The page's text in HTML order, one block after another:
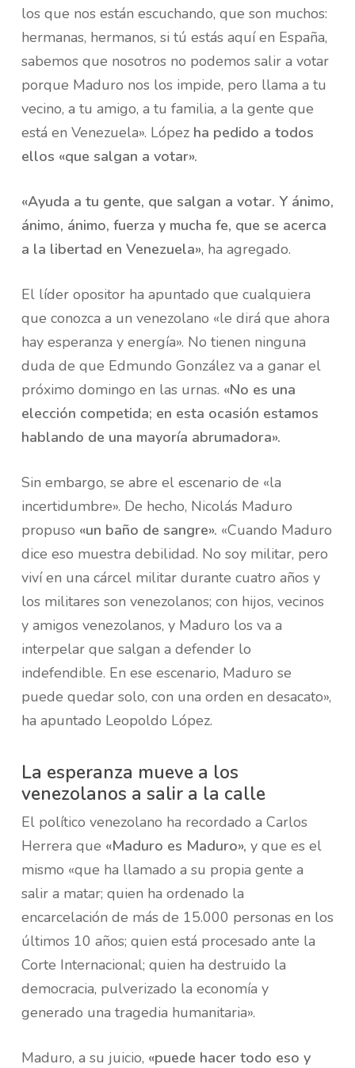
los que nos están escuchando, que son muchos:
hermanas, hermanos, si tú estás aquí en España,
sabemos que nosotros no podemos salir a votar
porque Maduro nos los impide, pero llama a tu
vecino, a tu amigo, a tu familia, a la gente que
está en Venezuela». López ha pedido a todos
ellos «que salgan a votar».
«Ayuda a tu gente, que salgan a votar. Y ánimo,
ánimo, ánimo, fuerza y mucha fe, que se acerca
a la libertad en Venezuela», ha agregado.
El líder opositor ha apuntado que cualquiera
que conozca a un venezolano «le dirá que ahora
hay esperanza y energía». No tienen ninguna
duda de que Edmundo González va a ganar el
próximo domingo en las urnas. «No es una
elección competida; en esta ocasión estamos
hablando de una mayoría abrumadora».
Sin embargo, se abre el escenario de «la
incertidumbre». De hecho, Nicolás Maduro
propuso «un baño de sangre». «Cuando Maduro
dice eso muestra debilidad. No soy militar, pero
viví en una cárcel militar durante cuatro años y
los militares son venezolanos; con hijos, vecinos
y amigos venezolanos, y Maduro los va a
interpelar que salgan a defender lo
indefendible. En ese escenario, Maduro se
puede quedar solo, con una orden en desacato»,
ha apuntado Leopoldo López.
La esperanza mueve a los
venezolanos a salir a la calle
El político venezolano ha recordado a Carlos
Herrera que «Maduro es Maduro», y que es el
mismo «que ha llamado a su propia gente a
salir a matar; quien ha ordenado la
encarcelación de más de 15.000 personas en los
últimos 10 años; quien está procesado ante la
Corte Internacional; quien ha destruido la
democracia, pulverizado la economía y
generado una tragedia humanitaria».
Maduro, a su juicio, «puede hacer todo eso y